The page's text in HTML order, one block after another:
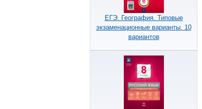
ЕГЭ. География. Типовые
экзаменационные варианты. 10
вариантов